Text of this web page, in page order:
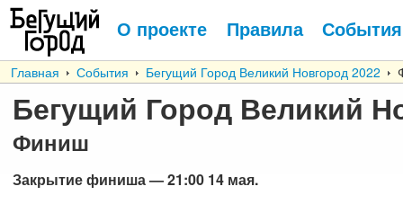
О проекте Правила События
Главная События Бегущий Город Великий Новгород 2022
Бегущий Город Великий
Финиш
Закрытие финиша— 21:00 14 мая.